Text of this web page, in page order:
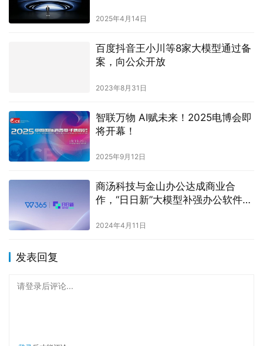
2025年4月14日
百度抖音王小川等8家大模型通过备
案，向公众开放
2023年8月31日
智联万物 AI赋未来！2025电博会即
将开幕！
2025年9月12日
商汤科技与金山办公达成商业合
作，“日日新”大模型补强办公软件理
2024年4月11日
发表回复
请登录后评论...